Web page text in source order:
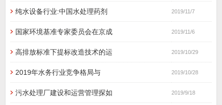
纯水设备行业:中国水处理药剂 2019/11/7
国家环境基准专家委员会在京成 2019/11/6
高排放标准下提标改造技术的运 2019/10/29
2019年水务行业竞争格局与 2019/10/28
污水处理厂建设和运营管理探如 2019/9/18